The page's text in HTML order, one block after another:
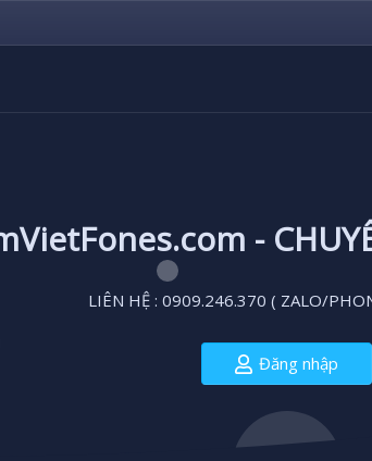
-
LIÊN HỆ : 0909.246.370 ( ZALO/
Đăng nhập